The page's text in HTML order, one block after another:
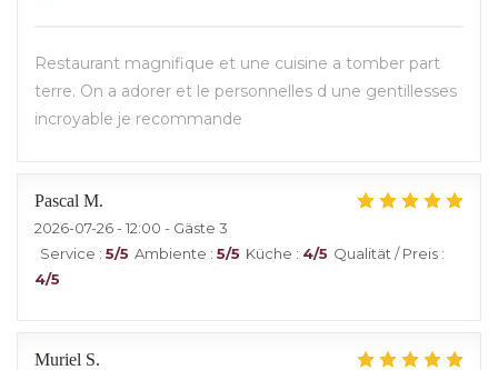
Restaurant magnifique et une cuisine a tomber part
terre. On a adorer et le personnelles d une gentillesses
incroyable je recommande
Pascal M
2026-07-26- 12:00 - Gäste 3
Service : 5/5 Ambiente : 5/5 Küche : 4/5 Qualität / Preis :
4/5
Muriel S